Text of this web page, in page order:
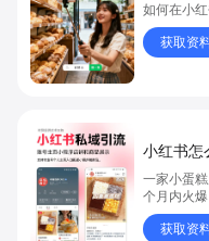
如何在小
获取资
小红书怎
一家小蛋
个月内火
是——巧妙
“种草”到“
获取资